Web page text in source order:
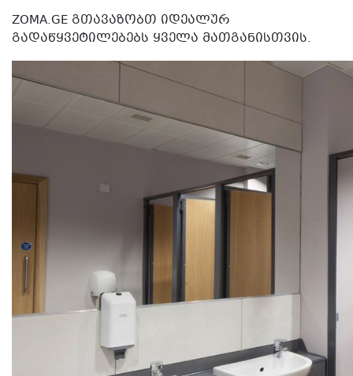
ZOMA.GE ᲒᲗᲐᲕᲐᲖᲝᲑᲗ ᲘᲓᲔᲐᲚᲣᲠ
ᲒᲐᲓᲐᲬᲧᲕᲔᲢᲘᲚᲔᲑᲔᲑᲡ ᲧᲕᲔᲚᲐ ᲛᲐᲗᲒᲐᲜᲘᲡᲗᲕᲘᲡ.